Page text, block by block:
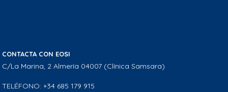
CONTACTA CON EOSI
C/La Marina, 2 Almería 04007 (Clínica Samsara)
TELÉFONO: +34 685 179 915